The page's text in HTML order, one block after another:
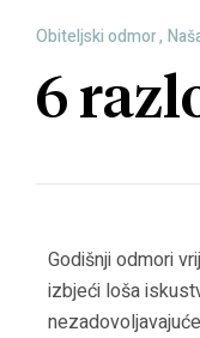
Obiteljski odmor,
6
Godišnji odmori
izbjeći loša